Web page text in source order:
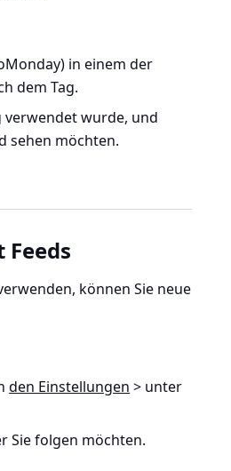
in einem der
dem Tag.
verwendet wurde, und
sehen möchten.
können Sie neue
den Einstellungen > unter
Sie folgen möchten.